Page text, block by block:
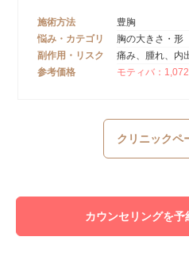
施術方法
豊胸
悩み・カテゴリ
胸の大きさ・形
副作用・リスク
痛み、腫れ、内
参考価格
モティバ：
クリニックペ
カウンセリングを